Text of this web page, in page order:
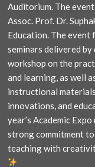
Auditorium. The
Assoc. Prof. Dr.
Education. The event
seminars delivered
workshop on the
and learning, as well
instructional
innovations, and
year’s Academic
strong commitment
teaching with